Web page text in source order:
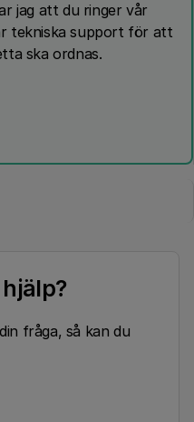
jag att du ringer vår
tekniska support för att
ska ordnas.
fråga, så kan du